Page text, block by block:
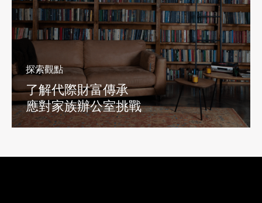
探索觀點
了解代際財富傳承
應對家族辦公室挑戰